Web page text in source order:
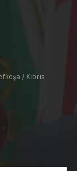
/ Kıbrıs